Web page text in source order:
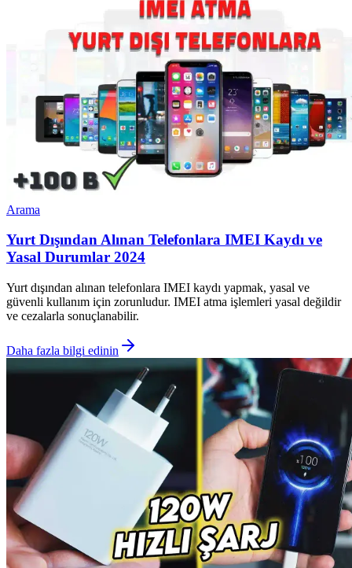
Arama
Yurt Dışından Alınan Telefonlara IMEI Kaydı ve
Yasal Durumlar 2024
Yurt dışından alınan telefonlara IMEI kaydı yapmak, yasal ve
güvenli kullanım için zorunludur. IMEI atma işlemleri yasal değildir
ve cezalarla sonuçlanabilir.
Daha fazla bilgi edinin